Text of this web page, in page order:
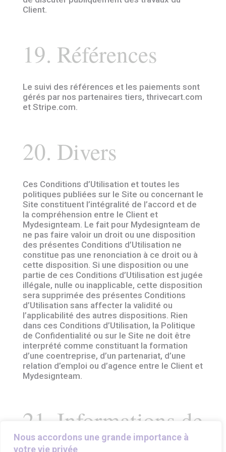
Nous accordons une grande importance à
votre vie privée
Client.
19. Références
Le suivi des références et les paiements sont
gérés par nos partenaires tiers, thrivecart.com
et Stripe.com.
20. Divers
Ces Conditions d’Utilisation et toutes les
politiques publiées sur le Site ou concernant le
Site constituent l’intégralité de l’accord et de
la compréhension entre le Client et
Mydesignteam. Le fait pour Mydesignteam de
ne pas faire valoir un droit ou une disposition
des présentes Conditions d’Utilisation ne
constitue pas une renonciation à ce droit ou à
cette disposition. Si une disposition ou une
partie de ces Conditions d’Utilisation est jugée
illégale, nulle ou inapplicable, cette disposition
sera supprimée des présentes Conditions
d’Utilisation sans affecter la validité ou
l’applicabilité des autres dispositions. Rien
dans ces Conditions d’Utilisation, la Politique
de Confidentialité ou sur le Site ne doit être
interprété comme constituant la formation
d’une coentreprise, d’un partenariat, d’une
relation d’emploi ou d’agence entre le Client et
Mydesignteam.
21. Informations de
Contact